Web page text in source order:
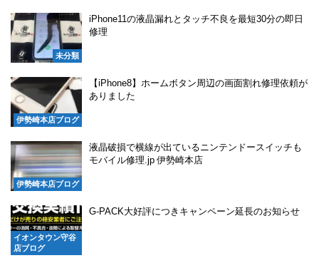
未分類
iPhone11の液晶漏れとタッチ不良を最短30分の即日
修理
伊勢崎本店ブログ
【iPhone8】ホームボタン周辺の画面割れ修理依頼が
ありました
伊勢崎本店ブログ
液晶破損で横線が出ているニンテンドースイッチも
モバイル修理.jp 伊勢崎本店
イオンタウン守谷
店ブログ
G-PACK大好評につきキャンペーン延長のお知らせ